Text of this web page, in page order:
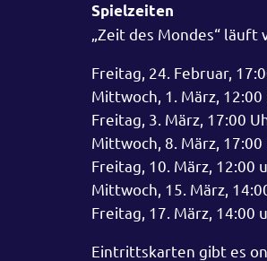
Spielzeiten
„Zeit des Mondes“
Freitag, 24. Februar,
Mittwoch, 1. März,
Freitag, 3. März, 17:00
Mittwoch, 8. März, 17:00
Freitag, 10. März, 12:00
Mittwoch, 15. März,
Freitag, 17. März, 14:00
Eintrittskarten gibt es